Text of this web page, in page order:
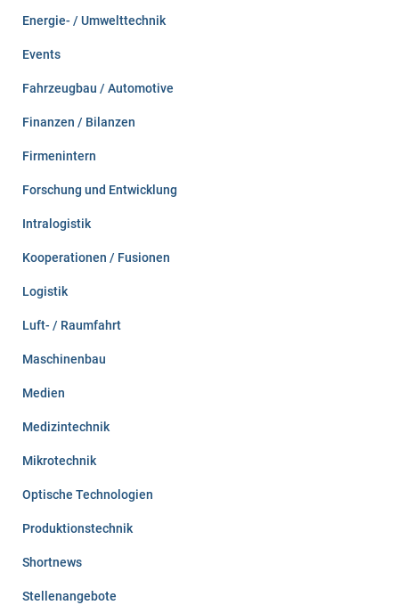
Energie- / Umwelttechnik
Events
Fahrzeugbau / Automotive
Finanzen / Bilanzen
Firmenintern
Forschung und Entwicklung
Intralogistik
Kooperationen / Fusionen
Logistik
Luft- / Raumfahrt
Maschinenbau
Medien
Medizintechnik
Mikrotechnik
Optische Technologien
Produktionstechnik
Shortnews
Stellenangebote